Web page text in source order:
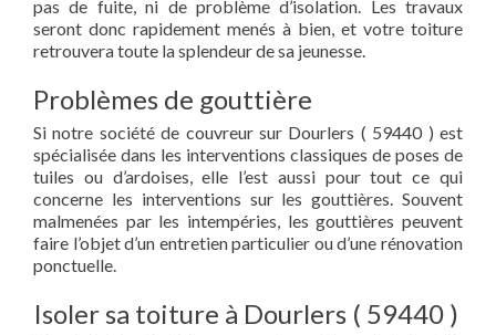
pas de fuite, ni de problème d’isolation. Les travaux
seront donc rapidement menés à bien, et votre toiture
retrouvera toute la splendeur de sa jeunesse.
Problèmes de gouttière
Si notre société de couvreur sur Dourlers ( 59440 ) est
spécialisée dans les interventions classiques de poses de
tuiles ou d’ardoises, elle l’est aussi pour tout ce qui
concerne les interventions sur les gouttières. Souvent
malmenées par les intempéries, les gouttières peuvent
faire l’objet d’un entretien particulier ou d’une rénovation
ponctuelle.
Isoler sa toiture à Dourlers ( 59440 )